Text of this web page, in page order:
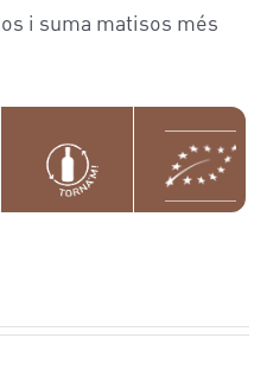
i suma matisos més